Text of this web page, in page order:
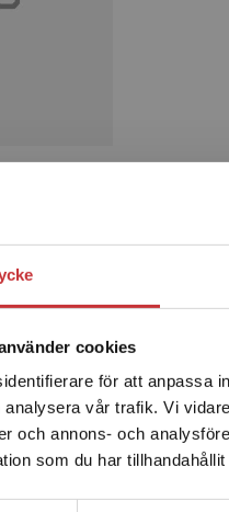
cookies
för att anpassa
vår trafik. Vi
och annons- och
som du har
Det verkar som
enhet utanför
Sverige. För att